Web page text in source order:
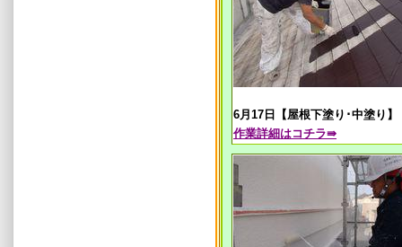
6月17日【屋根下塗り･中塗り】
作業詳細はコチラ⇛